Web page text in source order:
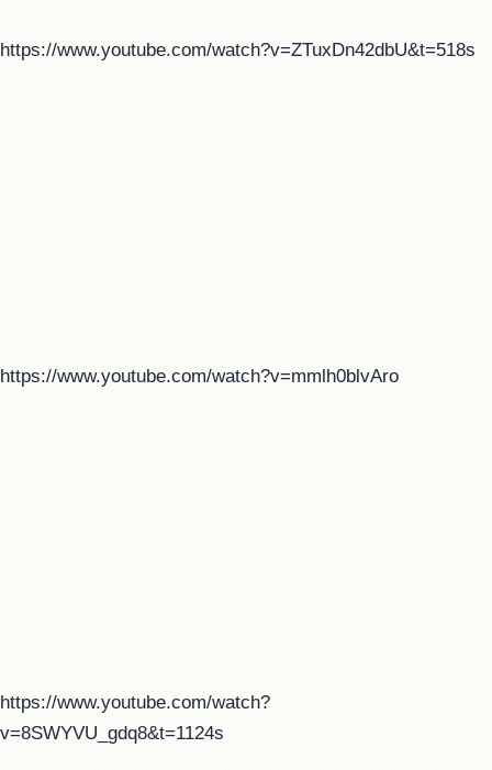
https://www.youtube.com/watch?v=ZTuxDn42dbU&t=518s
https://www.youtube.com/watch?v=mmlh0blvAro
https://www.youtube.com/watch?
v=8SWYVU_gdq8&t=1124s